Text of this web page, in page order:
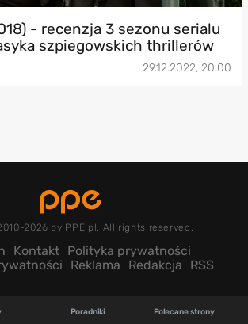
- recenzja 3 sezonu serialu
szpiegowskich thrillerów
29.12.2022, 20:00
2026 by PPE.pl. All rights reserved.
Kontakt Polityka prywatności
Reklama Redakcja RSS
Poradniki Polecane strony